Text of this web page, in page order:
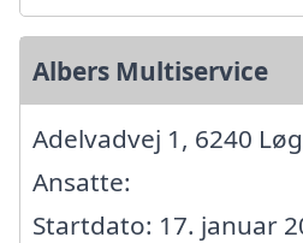
Albers Multiservice
Adelvadvej 1, 6240
Ansatte:
Startdato: 17. januar